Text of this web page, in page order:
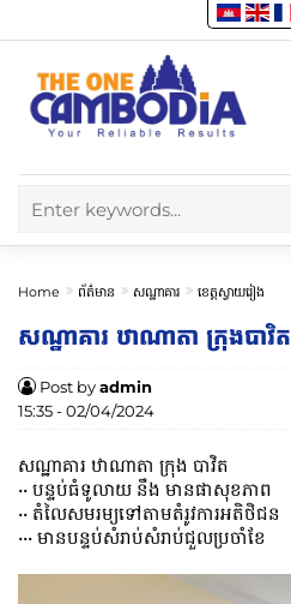
Home ព័ត៌មាន សណ្ឋាគារ ខេត្តស្វាយរៀង
សណ្ឋាគារ​ ឋាណាតា​ ក្រុង​បាវិត​
Post byadmin
15:35 - 02/04/2024
សណ្ឋាគារ​ ឋាណាតា​ ក្រុង​ បាវិត​
•• បន្ទប់ធំទូលាយ​ នឹង​ មានផាសុខភាព​
•• តំលៃសមរម្យ​ទៅតាមតំរូវការអតិថិជន
••• មានបន្ទប់សំរាប់សំរាប់ជួលប្រចាំខែ​